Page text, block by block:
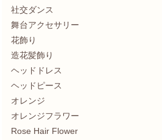
社交ダンス
舞台アクセサリー
花飾り
造花髪飾り
ヘッドドレス
ヘッドピース
オレンジ
オレンジフラワー
Rose Hair Flower